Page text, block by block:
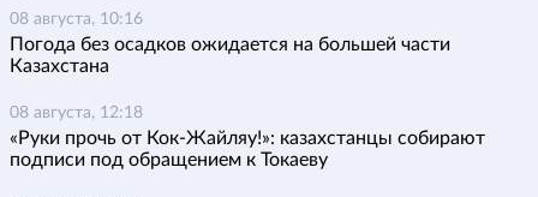
08 августа, 10:16
Погода без осадков ожидается на большей части
Казахстана
08 августа, 12:18
«Руки прочь от Кок-Жайляу!»: казахстанцы собирают
подписи под обращением к Токаеву